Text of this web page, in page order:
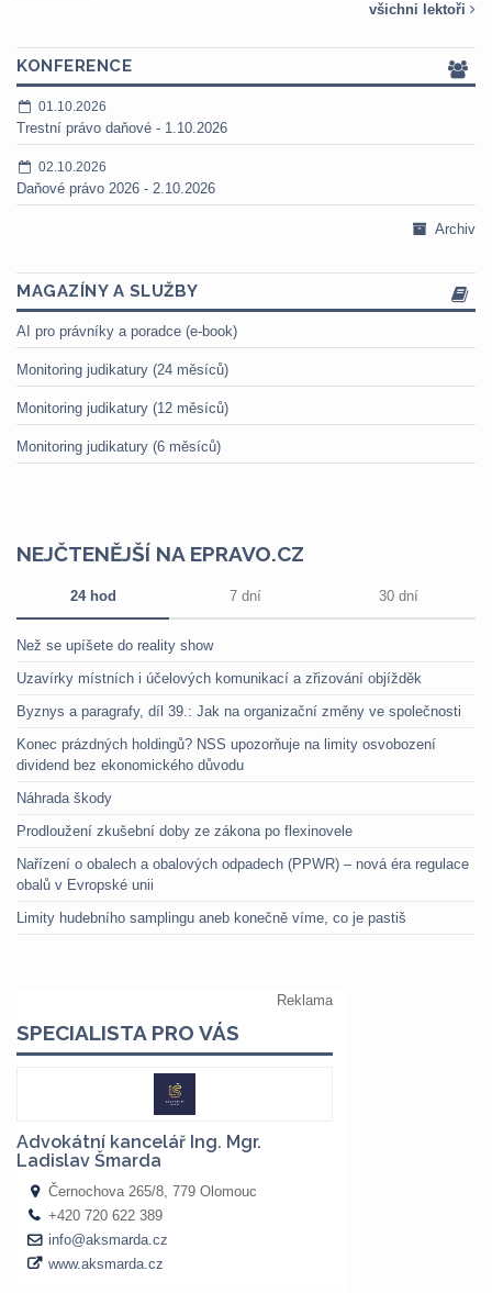
všichni lektoři
KONFERENCE
01.10.2026
Trestní právo daňové - 1.10.2026
02.10.2026
Daňové právo 2026 - 2.10.2026
Archiv
MAGAZÍNY A SLUŽBY
AI pro právníky a poradce (e-book)
Monitoring judikatury (24 měsíců)
Monitoring judikatury (12 měsíců)
Monitoring judikatury (6 měsíců)
NEJČTENĚJŠÍ NA EPRAVO.CZ
24 hod 7 dní 30 dní
Než se upíšete do reality show
Uzavírky místních i účelových komunikací a zřizování objížděk
Byznys a paragrafy, díl 39.: Jak na organizační změny ve společnosti
Konec prázdných holdingů? NSS upozorňuje na limity osvobození
dividend bez ekonomického důvodu
Náhrada škody
Prodloužení zkušební doby ze zákona po flexinovele
Nařízení o obalech a obalových odpadech (PPWR) – nová éra regulace
obalů v Evropské unii
Limity hudebního samplingu aneb konečně víme, co je pastiš